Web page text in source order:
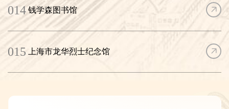
014 钱学森图书馆
015 上海市龙华烈士纪念馆